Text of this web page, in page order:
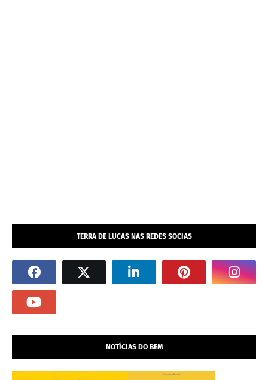
TERRA DE LUCAS NAS REDES SOCIAS
NOTÍCIAS DO BEM